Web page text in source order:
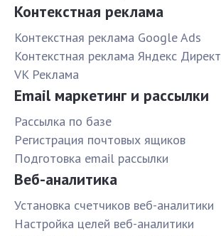
Контекстная реклама
Контекстная реклама Google Ads
Контекстная реклама Яндекс Директ
VK Реклама
Email маркетинг и рассылки
Рассылка по базе
Pегистрация почтовых ящиков
Подготовка email рассылки
Веб-аналитика
Установка счетчиков веб-аналитики
Настройка целей веб-аналитики